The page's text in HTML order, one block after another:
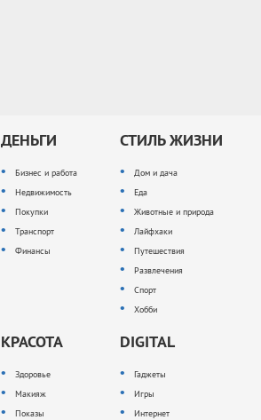
ДЕНЬГИ
Бизнес и работа
Недвижимость
Покупки
Транспорт
Финансы
СТИЛЬ ЖИЗНИ
Дом и дача
Еда
Животные и природа
Лайфхаки
Путешествия
Развлечения
Спорт
Хобби
КРАСОТА
Здоровье
Макияж
Показы
DIGITAL
Гаджеты
Игры
Интернет